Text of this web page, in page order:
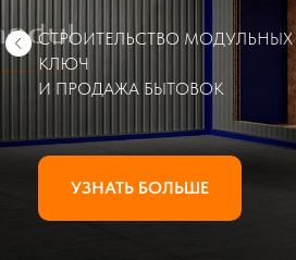
СТРОИТЕЛЬСТВО
КЛЮЧ
И ПРОДАЖА БЫТОВОК
УЗНАТЬ БОЛЬШЕ